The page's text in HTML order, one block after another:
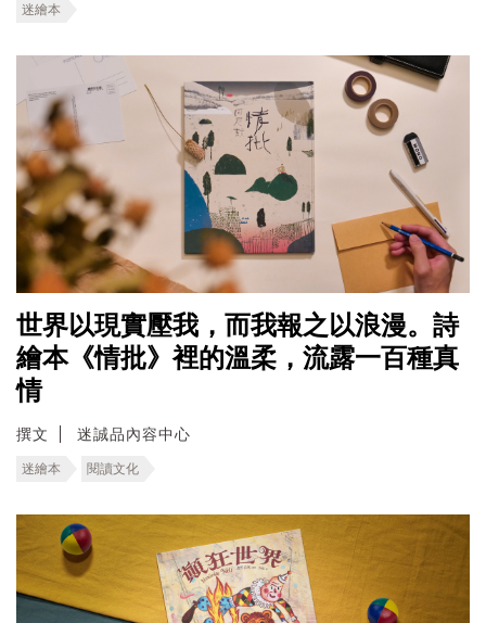
迷繪本
世界以現實壓我，而我報之以浪漫。詩
繪本《情批》裡的溫柔，流露一百種真
情
撰文 迷誠品內容中心
迷繪本 閱讀文化